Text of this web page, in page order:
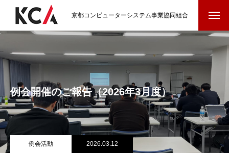
京都コンピューターシステム事業協同組合
例会開催のご報告（2026年3月度）
例会活動 2026.03.12